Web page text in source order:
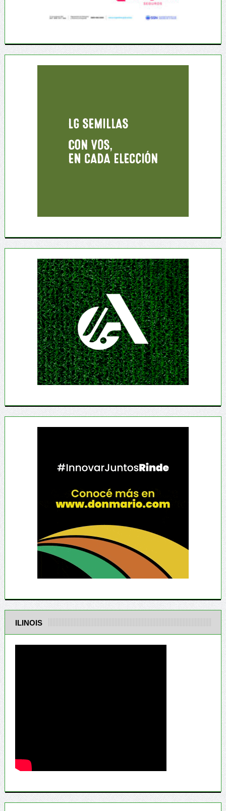
ILINOIS